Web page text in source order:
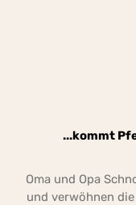
...kommt
Oma und Opa
und verwöhnen